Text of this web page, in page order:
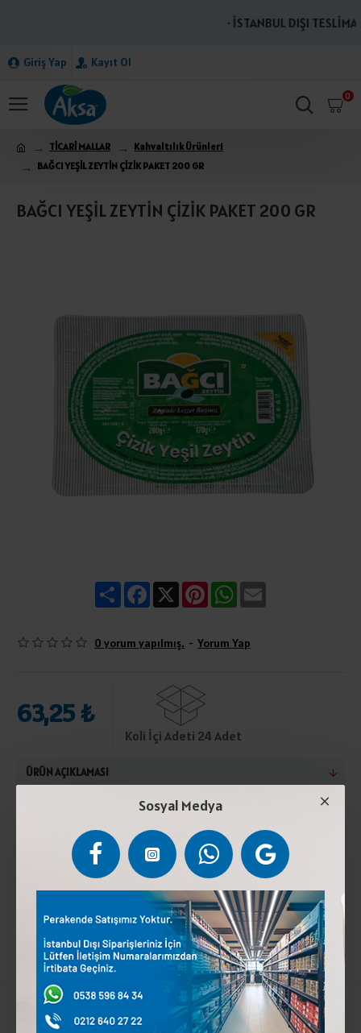
Sosyal Medya
· İSTANBUL DIŞI
Giriş Yap Kayıt Ol
0
TİCARİ MALLAR
Kahvaltılık Ürünleri
BAĞCI YEŞİL ZEYTİN ÇİZİK PAKET 200 GR
BAĞCI YEŞİL ZEYTİN ÇİZİK PAKET 200 GR
ShareFacebook
X PinterestWhatsApp
0 yorum yapılmış. - Yorum Yap
63,25 ₺
Koli İçi Adeti 24 Adet
ÜRÜN AÇIKLAMASI
Yeşil zeytin, su, tuz, mısırözü yağı, asitlik düzenleyici
(E300,E270,E300), yapı sertleştirici (E509), koruyucu
(E202). Serin Ve Kuru Yerde Muhafaza Ediniz.Türk Gıda
Kodeksine Uygundur.
Kurumsal